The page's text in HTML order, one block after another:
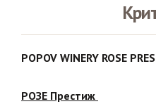
POPOV WINERY ROSE
РОЗЕ Престиж